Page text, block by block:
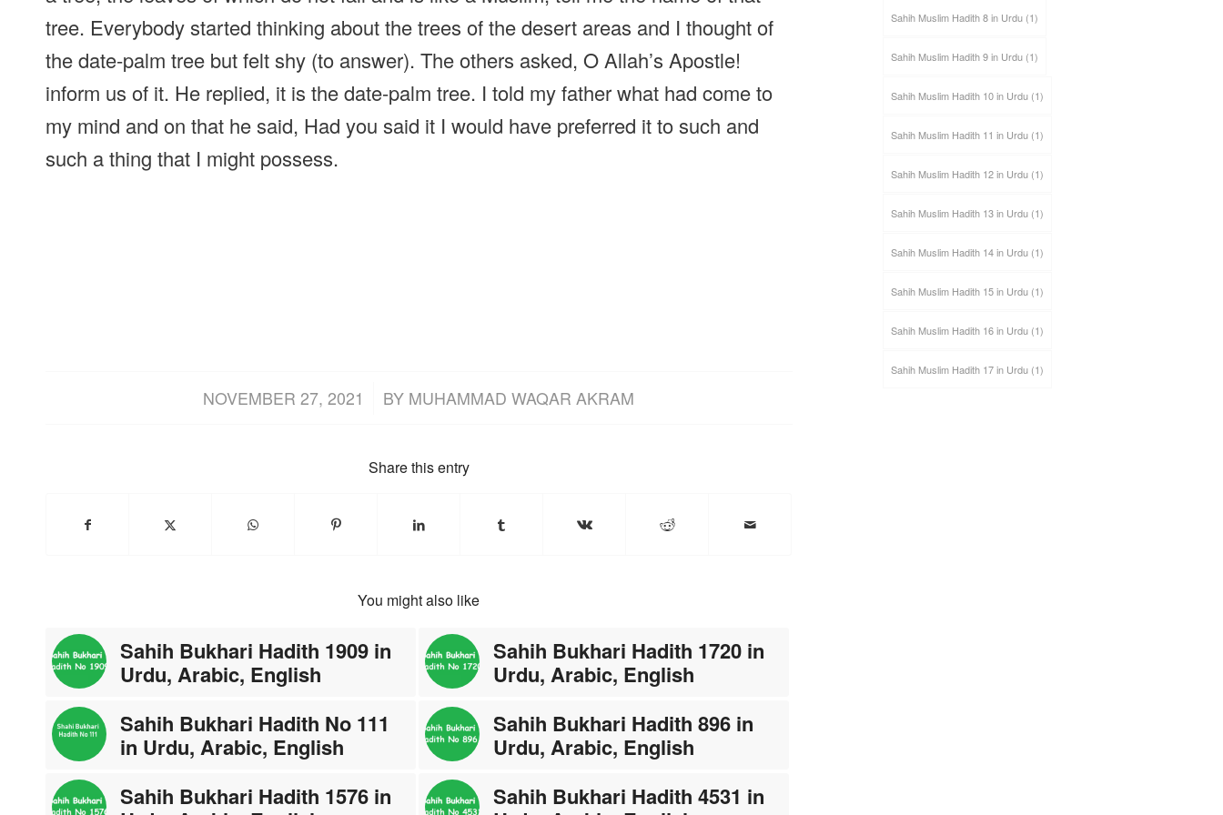
tree. Everybody started thinking about the trees of the desert areas and I thought of
the date-palm tree but felt shy (to answer). The others asked, O Allah’s Apostle!
inform us of it. He replied, it is the date-palm tree. I told my father what had come to
my mind and on that he said, Had you said it I would have preferred it to such and
such a thing that I might possess.
NOVEMBER 27, 2021
/ BY MUHAMMAD WAQAR AKRAM
Share this entry
You might also like
Sahih Bukhari Hadith 1909 in
Urdu, Arabic, English
Sahih Bukhari Hadith 1720 in
Urdu, Arabic, English
Sahih Bukhari Hadith No 111
in Urdu, Arabic, English
Sahih Bukhari Hadith 896 in
Urdu, Arabic, English
Sahih Bukhari Hadith 1576 in
Sahih Bukhari Hadith 4531 in
Sahih Muslim Hadith 8 in Urdu(1)
Sahih Muslim Hadith 9 in Urdu(1)
Sahih Muslim Hadith 10 in Urdu(1)
Sahih Muslim Hadith 11 in Urdu(1)
Sahih Muslim Hadith 12 in Urdu(1)
Sahih Muslim Hadith 13 in Urdu(1)
Sahih Muslim Hadith 14 in Urdu(1)
Sahih Muslim Hadith 15 in Urdu(1)
Sahih Muslim Hadith 16 in Urdu(1)
Sahih Muslim Hadith 17 in Urdu(1)